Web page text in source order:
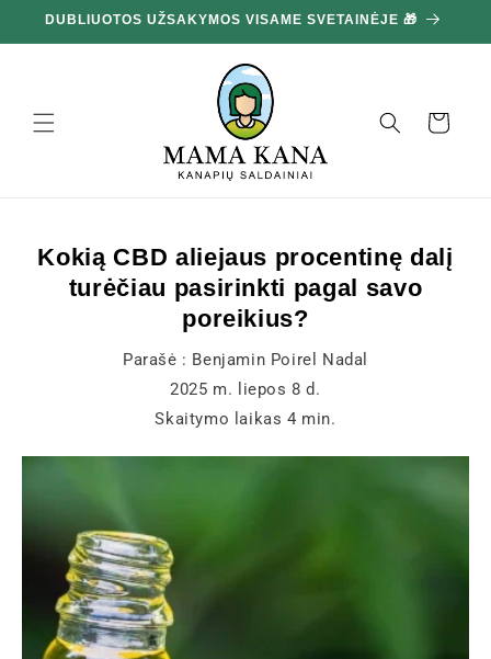
ir pereikite
prie turinio
DUBLIUOTOS UŽSAKYMOS VISAME SVETAINĖJE 🎁
Krepšelis
Kokią CBD aliejaus procentinę dalį
turėčiau pasirinkti pagal savo
poreikius?
Parašė : Benjamin Poirel Nadal
2025 m. liepos 8 d.
Skaitymo laikas 4 min.